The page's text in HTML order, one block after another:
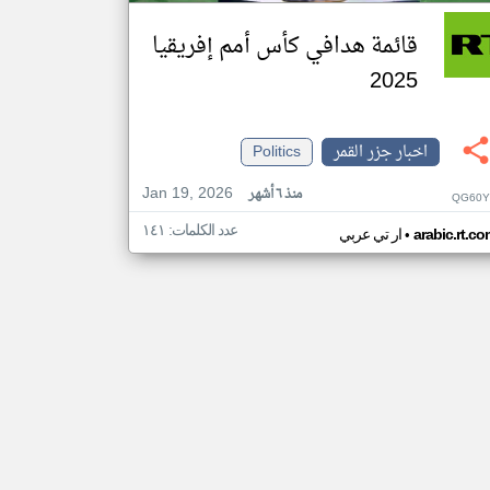
قائمة هدافي كأس أمم إفريقيا
2025
اخبار جزر القمر
Politics
Jan 19, 2026
منذ ٦ أشهر
ار تي عربي• عدد الكلمات: ١٤١